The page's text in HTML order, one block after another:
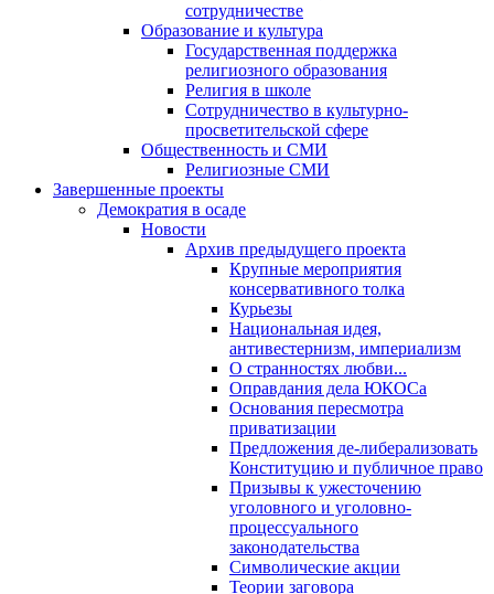
сотрудничестве
Образование и культура
Государственная поддержка
религиозного образования
Религия в школе
Сотрудничество в культурно-
просветительской сфере
Общественность и СМИ
Религиозные СМИ
Завершенные проекты
Демократия в осаде
Новости
Архив предыдущего проекта
Крупные мероприятия
консервативного толка
Курьезы
Национальная идея,
антивестернизм, империализм
О странностях любви...
Оправдания дела ЮКОСа
Основания пересмотра
приватизации
Предложения де-либерализовать
Конституцию и публичное право
Призывы к ужесточению
уголовного и уголовно-
процессуального
законодательства
Символические акции
Теории заговора